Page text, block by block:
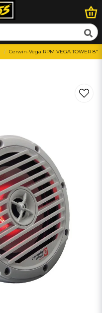
Cerwin-Vega RPM VEGA TOWER 8"